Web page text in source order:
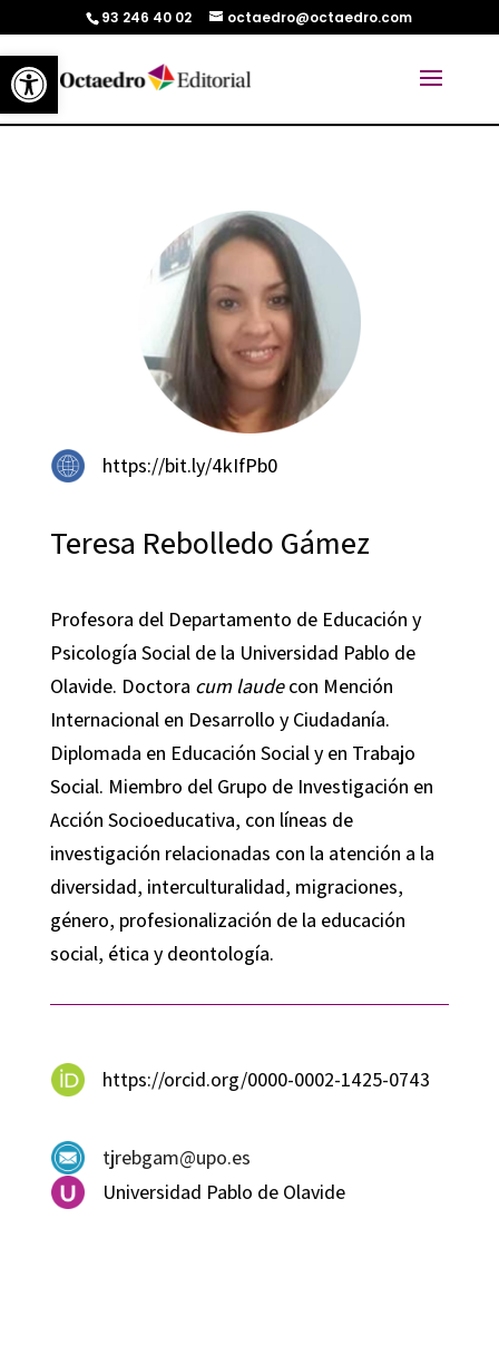
Abrir barra de herramientas
93 246 40 02 octaedro@octaedro.com
https://bit.ly/4kIfPb0
Teresa Rebolledo Gámez
Profesora del Departamento de Educación y
Psicología Social de la Universidad Pablo de
Olavide. Doctora cum laudecon Mención
Internacional en Desarrollo y Ciudadanía.
Diplomada en Educación Social y en Trabajo
Social. Miembro del Grupo de Investigación en
Acción Socioeducativa, con líneas de
investigación relacionadas con la atención a la
diversidad, interculturalidad, migraciones,
género, profesionalización de la educación
social, ética y deontología.
https://orcid.org/0000-0002-1425-0743
tjrebgam@upo.es
Universidad Pablo de Olavide